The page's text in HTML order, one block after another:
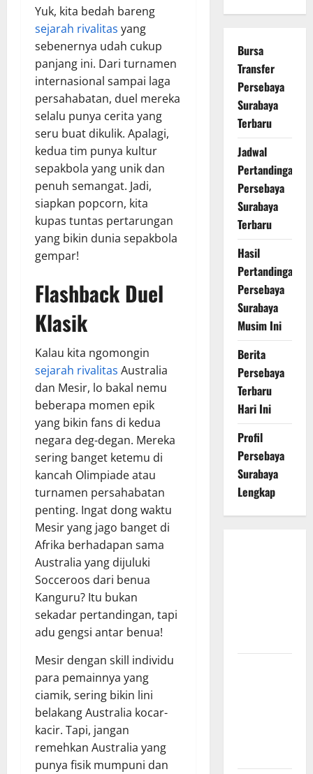
Yuk, kita bedah bareng
sejarah rivalitas yang
sebenernya udah cukup
panjang ini. Dari turnamen
internasional sampai laga
persahabatan, duel mereka
selalu punya cerita yang
seru buat dikulik. Apalagi,
kedua tim punya kultur
sepakbola yang unik dan
penuh semangat. Jadi,
siapkan popcorn, kita
kupas tuntas pertarungan
yang bikin dunia sepakbola
gempar!
Flashback Duel
Klasik
Kalau kita ngomongin
sejarah rivalitas Australia
dan Mesir, lo bakal nemu
beberapa momen epik
yang bikin fans di kedua
negara deg-degan. Mereka
sering banget ketemu di
kancah Olimpiade atau
turnamen persahabatan
penting. Ingat dong waktu
Mesir yang jago banget di
Afrika berhadapan sama
Australia yang dijuluki
Socceroos dari benua
Kanguru? Itu bukan
sekadar pertandingan, tapi
adu gengsi antar benua!
Mesir dengan skill individu
para pemainnya yang
ciamik, sering bikin lini
belakang Australia kocar-
kacir. Tapi, jangan
remehkan Australia yang
punya fisik mumpuni dan
Bursa
Transfer
Persebaya
Surabaya
Terbaru
Jadwal
Pertandingan
Persebaya
Surabaya
Terbaru
Hasil
Pertandingan
Persebaya
Surabaya
Musim Ini
Berita
Persebaya
Terbaru
Hari Ini
Profil
Persebaya
Surabaya
Lengkap